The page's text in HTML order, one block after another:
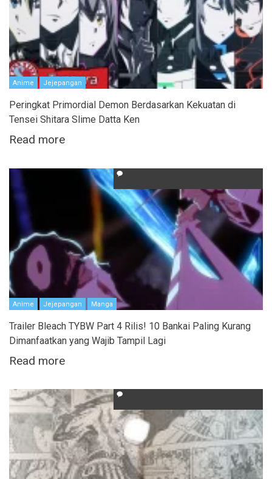
Anime Jejepangan
Peringkat Primordial Demon Berdasarkan Kekuatan di
Tensei Shitara Slime Datta Ken
Read more
Anime Jejepangan Manga
Trailer Bleach TYBW Part 4 Rilis! 10 Bankai Paling Kurang
Dimanfaatkan yang Wajib Tampil Lagi
Read more